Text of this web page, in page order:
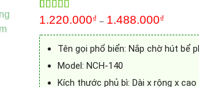
Rated5.00
based on
1
customer
rating
1.220.000₫ – 1.488.000₫
Tên gọi phổ biển: Nắp chờ hút bể
Model: NCH-140
Kích thước phủ bì: Dài x rộng x